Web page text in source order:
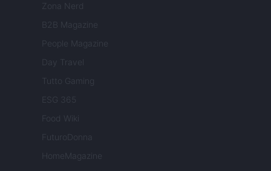
Zona Nerd
B2B Magazine
People Magazine
Day Travel
Tutto Gaming
ESG 365
Food Wiki
FuturoDonna
HomeMagazine